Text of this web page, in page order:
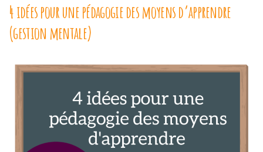
4 idées pour une pédagogie des moyens d’apprendre
(gestion mentale)